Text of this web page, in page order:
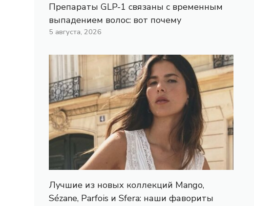
Препараты GLP-1 связаны с временным
выпадением волос: вот почему
5 августа, 2026
Лучшие из новых коллекций Mango,
Sézane, Parfois и Sfera: наши фавориты